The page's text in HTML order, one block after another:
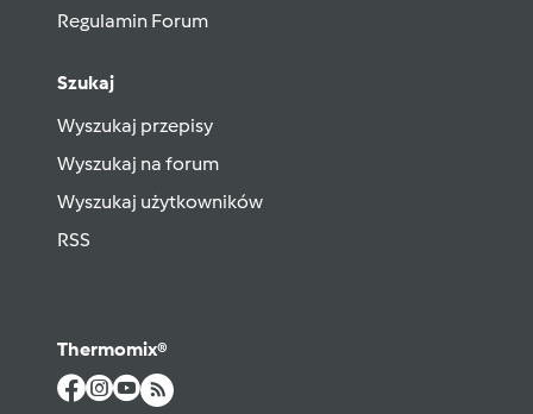
Regulamin Forum
Szukaj
Wyszukaj przepisy
Wyszukaj na forum
Wyszukaj użytkowników
RSS
Thermomix®